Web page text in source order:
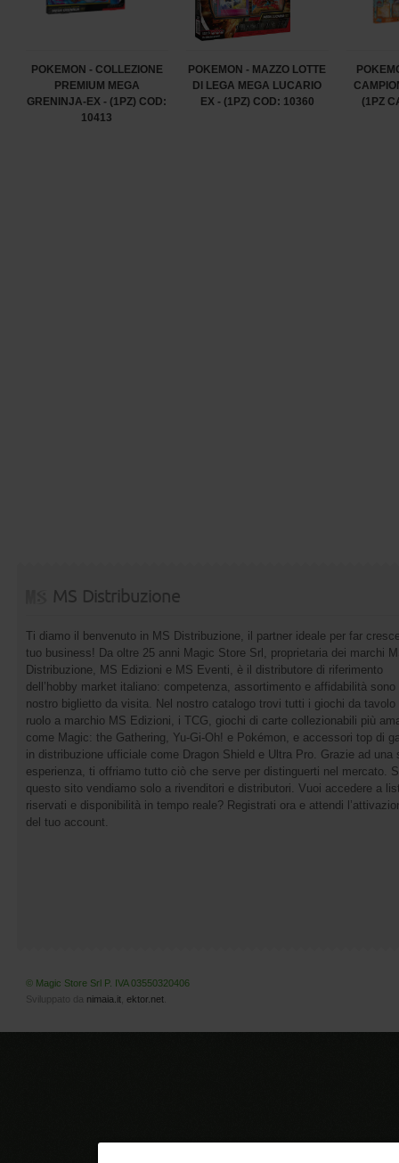
POKEMON - COLLEZIONE
PREMIUM MEGA
GRENINJA-EX - (1PZ) COD:
10413
POKEMON - MAZZO LOTTE
DI LEGA MEGA LUCARIO
EX - (1PZ) COD: 10360
(1PZ
MS Distribuzione
Ti diamo il benvenuto in MS Distribuzione, il partner ideale per far
tuo business! Da oltre 25 anni Magic Store Srl, proprietaria dei marchi
Distribuzione, MS Edizioni e MS Eventi, è il distributore di riferimento
dell’hobby market italiano: competenza, assortimento e affidabilità sono
nostro biglietto da visita. Nel nostro catalogo trovi tutti i giochi da tavolo
ruolo a marchio MS Edizioni, i TCG, giochi di carte collezionabili più
come Magic: the Gathering, Yu-Gi-Oh! e Pokémon, e accessori top di
in distribuzione ufficiale come Dragon Shield e Ultra Pro. Grazie ad una
esperienza, ti offriamo tutto ciò che serve per distinguerti nel mercato.
questo sito vendiamo solo a rivenditori e distributori. Vuoi accedere a
riservati e disponibilità in tempo reale? Registrati ora e attendi
del tuo account.
© Magic Store Srl P. IVA 03550320406
Sviluppato da nimaia.it ektor.net